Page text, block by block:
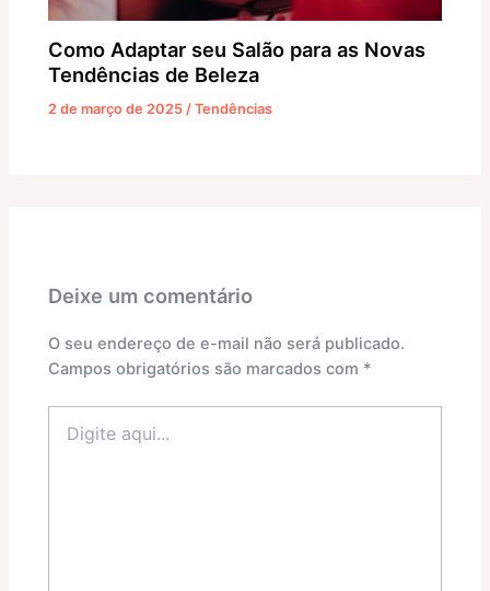
Como Adaptar seu Salão para as Novas
Tendências de Beleza
2 de março de 2025 /Tendências
Deixe um comentário
O seu endereço de e-mail não será publicado.
Campos obrigatórios são marcados com *
aqui...